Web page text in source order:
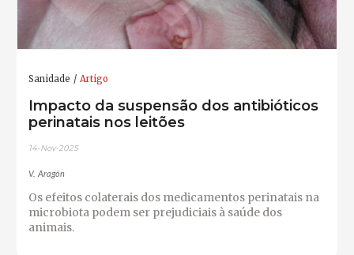
Sanidade Artigo
Impacto da suspensão dos antibióticos
perinatais nos leitões
14-Nov-2025
V. Aragón
Os efeitos colaterais dos medicamentos perinatais na
microbiota podem ser prejudiciais à saúde dos
animais.